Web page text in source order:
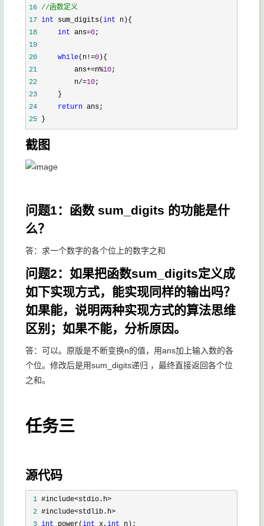
16 //函数定义
17 int sum_digits(int
18
int ans=0
19
20
while(n!=0
21
         ans+=n%
10
22
         n/=
10
23
24
return
25 }
截图
问题1：函数 sum_digits 的功能是什
么？
答：求一个数字的各个位上的数字之和
问题2：如果把函数sum_digits定义成
如下实现方式，能实现同样的输出吗？
如果能，说明两种实现方式的算法思维
区别；如果不能，分析原因。
答：可以。原版是不断变换n的值，用ans加上输入数的各
个位。修改后是用sum_digits递归 ，最终直接返回各个位
之和。
任务三
源代码
1
2
3 int power(int x, int